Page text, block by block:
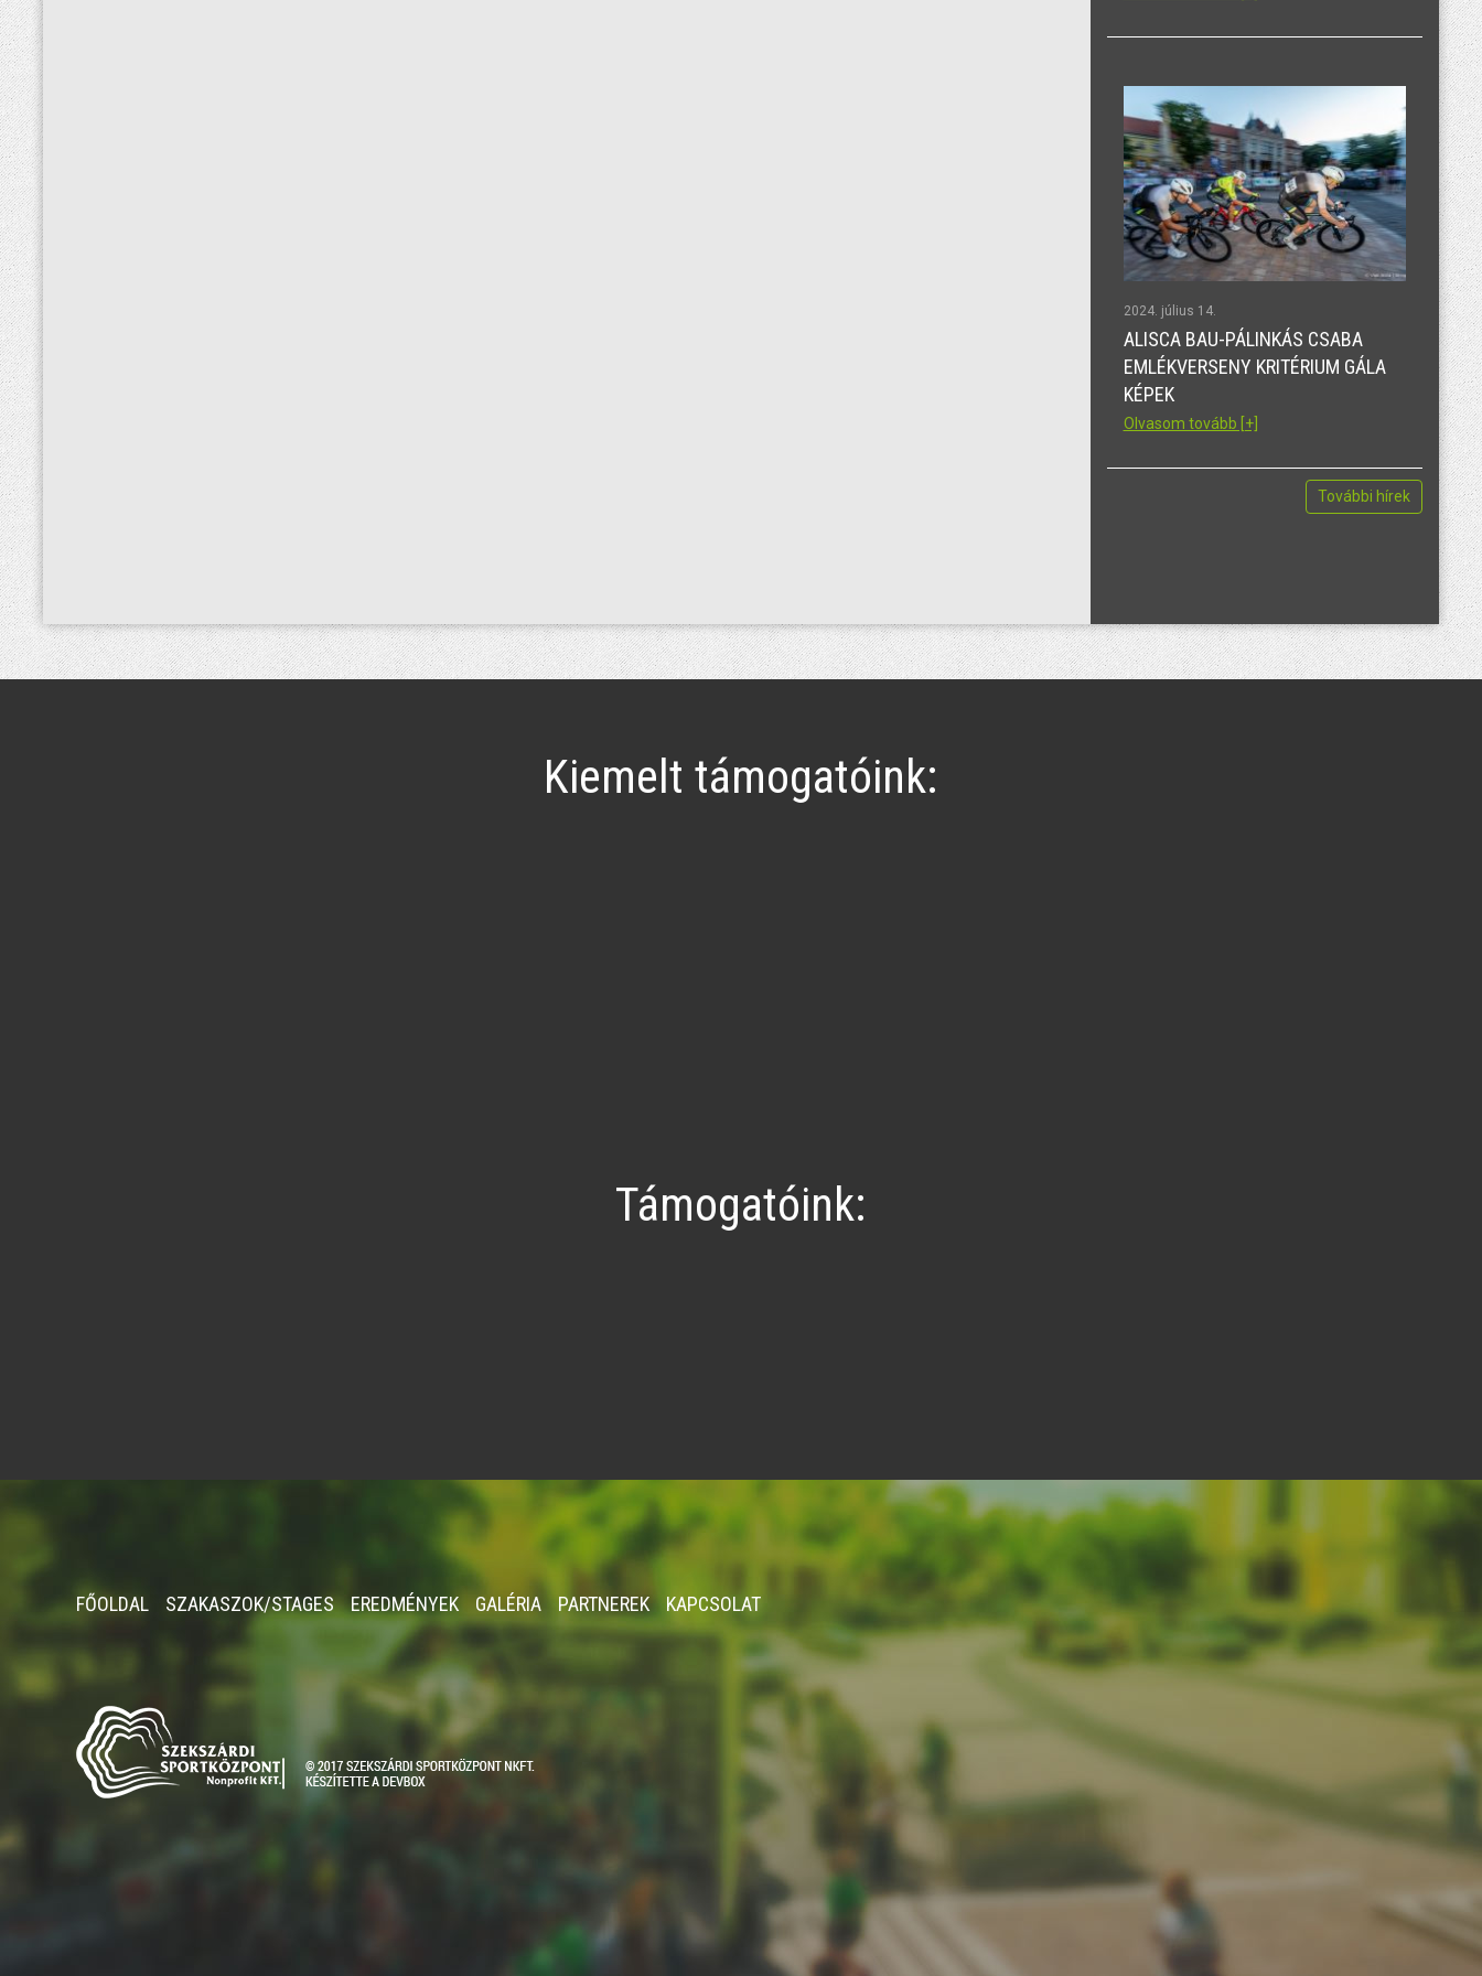
2024. július 14.
ALISCA BAU-PÁLINKÁS CSABA
EMLÉKVERSENY KRITÉRIUM GÁLA
KÉPEK
Olvasom tovább [+]
További hírek
Kiemelt támogatóink:
Támogatóink:
FŐOLDAL SZAKASZOK/STAGES EREDMÉNYEK GALÉRIA PARTNEREK KAPCSOLAT